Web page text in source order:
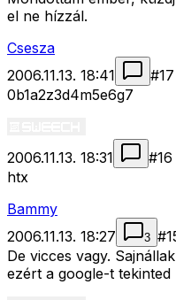
el ne hízzál.
Csesza
2006.11.13. 18:41
#17
0b1a2z3d4m5e6g7
2006.11.13. 18:31 #16
htx
Bammy
2006.11.13. 18:27
3 #
De vicces vagy.
ezért a google-t tekinted